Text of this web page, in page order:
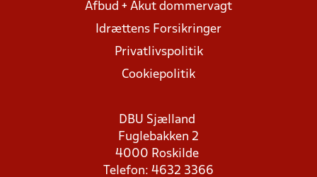
Afbud + Akut dommervagt
Idrættens Forsikringer
Privatlivspolitik
Cookiepolitik
DBU Sjælland
Fuglebakken 2
4000 Roskilde
Telefon: 4632 3366